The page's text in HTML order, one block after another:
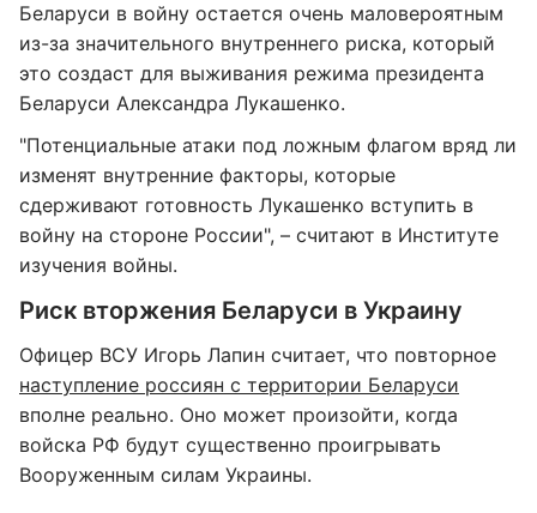
Беларуси в войну остается очень маловероятным
из-за значительного внутреннего риска, который
это создаст для выживания режима президента
Беларуси Александра Лукашенко.
"Потенциальные атаки под ложным флагом вряд ли
изменят внутренние факторы, которые
сдерживают готовность Лукашенко вступить в
войну на стороне России", – считают в Институте
изучения войны.
Риск вторжения Беларуси в Украину
Офицер ВСУ Игорь Лапин считает, что повторное
наступление россиян с территории Беларуси
вполне реально. Оно может произойти, когда
войска РФ будут существенно проигрывать
Вооруженным силам Украины.